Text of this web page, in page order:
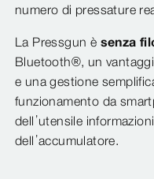
numero di pressature
La Pressgun è senza
Bluetooth®, un
e una gestione
funzionamento da
dell’utensile
dell’accumulatore.